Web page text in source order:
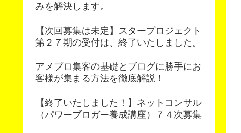
みを解決します。
【次回募集は未定】スタープロジェクト
第２７期の受付は、終了いたしました。
アメブロ集客の基礎とブログに勝手にお
客様が集まる方法を徹底解説！
【終了いたしました！】ネットコンサル
（パワーブロガー養成講座）７４次募集